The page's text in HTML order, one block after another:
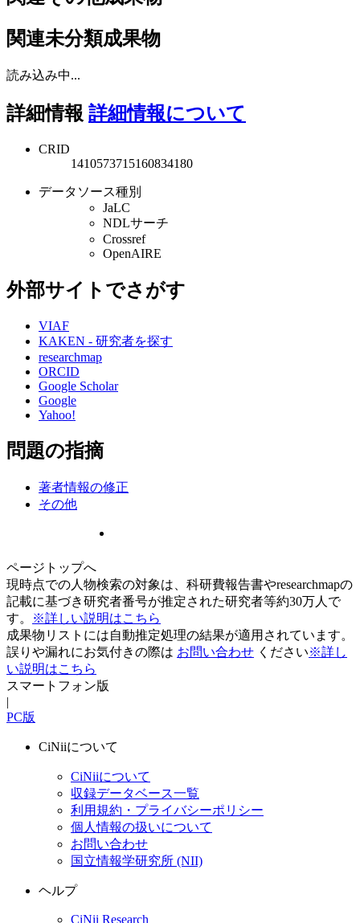
関連未分類成果物
読み込み中...
詳細情報 詳細情報について
CRID
1410573715160834180
データソース種別
JaLC
NDLサーチ
Crossref
OpenAIRE
外部サイトでさがす
VIAF
KAKEN - 研究者を探す
researchmap
ORCID
Google Scholar
Google
Yahoo!
問題の指摘
著者情報の修正
その他
ページトップへ
現時点での人物検索の対象は、科研費報告書やresearchmapの
記載に基づき研究者番号が推定された研究者等約30万人で
す。
※詳しい説明はこちら
成果物リストには自動推定処理の結果が適用されています。
誤りや漏れにお気付きの際は お問い合わせ ください※詳し
い説明はこちら
スマートフォン版
|
PC版
CiNiiについて
CiNiiについて
収録データベース一覧
利用規約・プライバシーポリシー
個人情報の扱いについて
お問い合わせ
国立情報学研究所 (NII)
ヘルプ
CiNii Research